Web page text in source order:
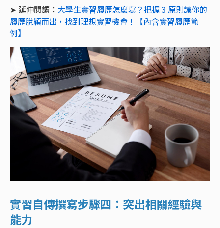
➤ 延伸閱讀： 大學生實習履歷怎麼寫？把握 3 原則讓你的
履歷脫穎而出，找到理想實習機會！【內含實習履歷範
例】
實習自傳撰寫步驟四：突出相關經驗與
能力